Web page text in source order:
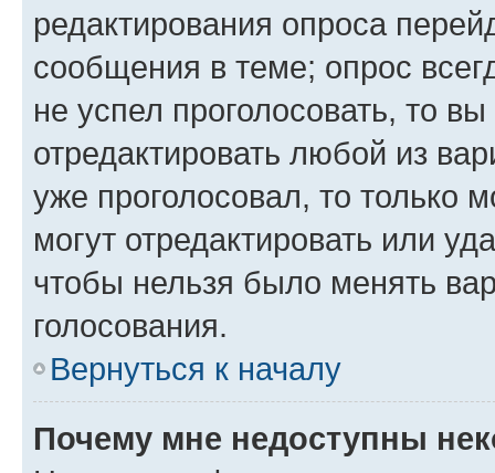
редактирования опроса
сообщения в теме; опрос
не успел проголосовать, то
отредактировать любой из
уже проголосовал, то только
могут отредактировать или
чтобы нельзя было менять
голосования.
Вернуться к началу
Почему мне недоступны